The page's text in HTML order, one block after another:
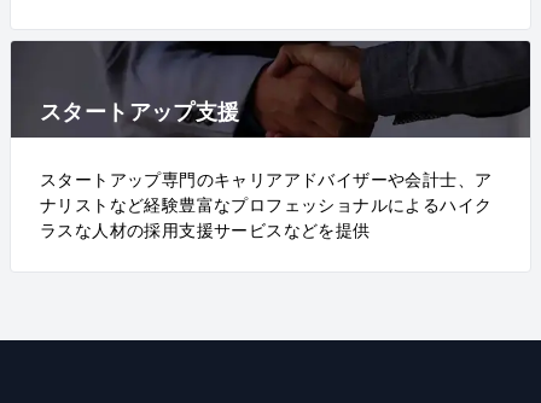
スタートアップ支援
スタートアップ専門のキャリアアドバイザーや会計士、ア
ナリストなど経験豊富なプロフェッショナルによるハイク
ラスな人材の採用支援サービスなどを提供